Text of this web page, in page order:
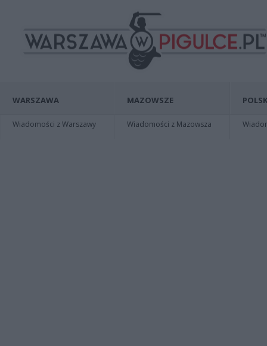
WARSZAWA
Wiadomości z Warszawy
MAZOWSZE
Wiadomości z Mazowsza